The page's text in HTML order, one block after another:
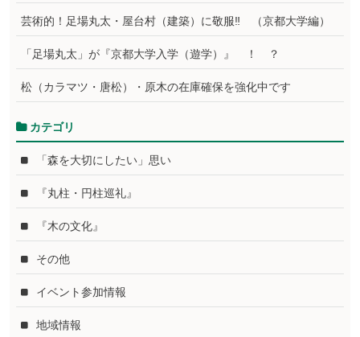
芸術的！足場丸太・屋台村（建築）に敬服‼ （京都大学編）
「足場丸太」が『京都大学入学（遊学）』 ！ ？
松（カラマツ・唐松）・原木の在庫確保を強化中です
カテゴリ
「森を大切にしたい」思い
『丸柱・円柱巡礼』
『木の文化』
その他
イベント参加情報
地域情報